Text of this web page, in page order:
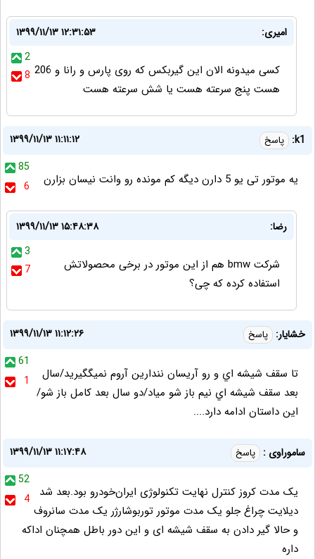
امیری:
۱۳۹۹/۱۱/۱۳ ۱۲:۳۱:۵۳
2
8 کسی میدونه الان این گیربکس که روی پارس و رانا و 206
هست پنج سرعته هست یا شش سرعته هست
k1: پاسخ
۱۳۹۹/۱۱/۱۳ ۱۱:۱۱:۱۲
85
6
یه موتور تی یو 5 دارن دیگه کم مونده رو وانت نیسان بزارن
رضا:
۱۳۹۹/۱۱/۱۳ ۱۵:۴۸:۳۸
3
7
شرکت bmw هم از این موتور در برخی محصولاتش
استفاده کرده که چی؟
خشايار: پاسخ
۱۳۹۹/۱۱/۱۳ ۱۱:۱۲:۲۶
61
1
تا سقف شيشه اي و رو آريسان نندارين آروم نميگگيريد/سال
بعد سقف شيشه اي نيم باز شو مياد/دو سال بعد كامل باز شو/
اين داستان ادامه دارد....
ساموراوی : پاسخ
۱۳۹۹/۱۱/۱۳ ۱۱:۱۷:۴۸
52
4
یک مدت کروز کنترل نهایت تکنولوژی ایران‌خودرو بود.بعد شد
دیلایت چراغ جلو یک مدت موتور توربوشارژر یک مدت سانروف
و حالا گیر دادن به سقف شیشه ای و این دور باطل همچنان اداکه
داره